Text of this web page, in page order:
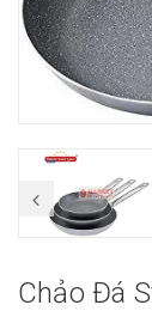
Chảo Đá